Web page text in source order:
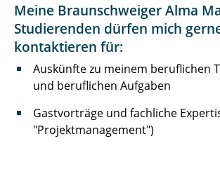
Meine Braunschweiger Alma
Studierenden dürfen mich
kontaktieren für:
Auskünfte zu meinem beruflichen
und beruflichen Aufgaben
Gastvorträge und fachliche
"Projektmanagement")